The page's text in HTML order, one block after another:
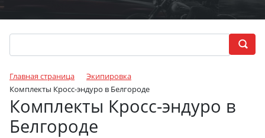
Главная страница
Экипировка
Комплекты Кросс-эндуро в Белгороде
Комплекты Кросс-эндуро в
Белгороде